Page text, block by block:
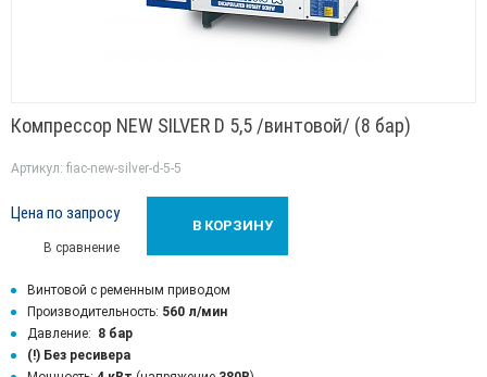
Компрессор NEW SILVER D 5,5 /винтовой/ (8 бар)
Артикул: fiac-new-silver-d-5-5
Винтовой с ременным приводом
Производительность: 560 л/мин
Давление: 8 бар
(!) Без ресивера
Цена по запросу
В сравнение
В КОРЗИНУ